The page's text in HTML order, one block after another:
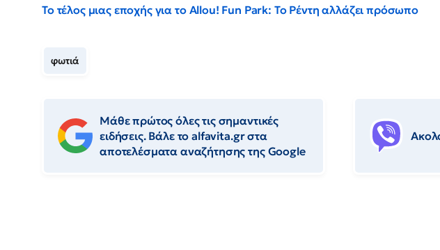
Το τέλος μιας εποχής για το Allou! Fun Park: Το Ρέντη αλλάζει πρόσωπο
φωτιά
Μάθε πρώτος όλες τις σημαντικές
ειδήσεις. Βάλε το alfavita.gr στα
αποτελέσματα αναζήτησης της Google